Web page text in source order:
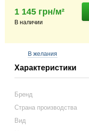
1 145 грн/м²
В наличии
В желания
Характеристики
Бренд
Страна производства
Вид